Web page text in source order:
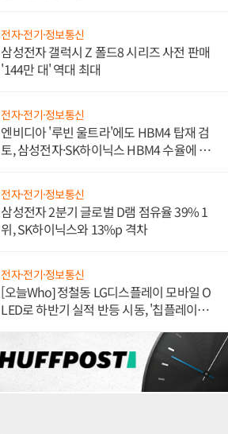
전자·전기·정보통신
삼성전자 갤럭시 Z 폴드8 시리즈 사전 판매
'144만 대' 역대 최대
전자·전기·정보통신
엔비디아 '루빈 울트라'에도 HBM4 탑재 검
토, 삼성전자·SK하이닉스 HBM4 수율에 주
전자·전기·정보통신
삼성전자 2분기 글로벌 D램 점유율 39% 1
위, SK하이닉스와 13%p 격차
전자·전기·정보통신
[오늘Who] 정철동 LG디스플레이 모바일 O
LED로 하반기 실적 반등 시동, '칩플레이